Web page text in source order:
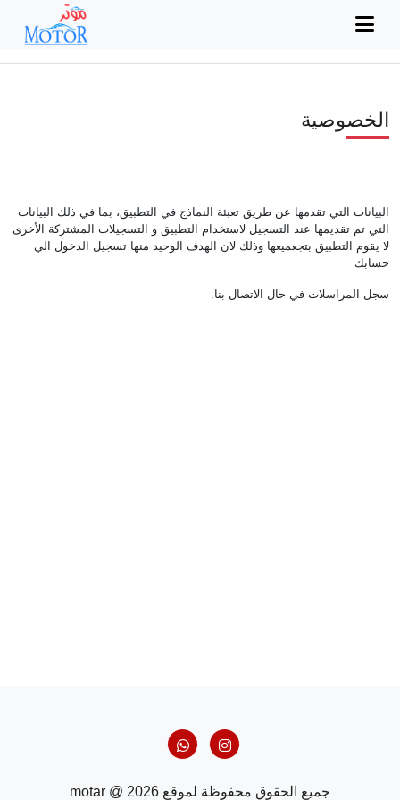
الخصوصية
البيانات التي تقدمها عن طريق تعبئة النماذج في التطبيق، بما في ذلك البيانات
التي تم تقديمها عند التسجيل لاستخدام التطبيق و التسجيلات المشتركة الأخرى
لا يقوم التطبيق بتجعميعها وذلك لان الهدف الوحيد منها تسجيل الدخول الي
حسابك
سجل المراسلات في حال الاتصال بنا.
جميع الحقوق محفوظة لموقع motar @ 2026